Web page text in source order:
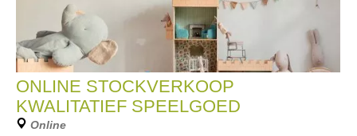
ONLINE STOCKVERKOOP
KWALITATIEF SPEELGOED
Online